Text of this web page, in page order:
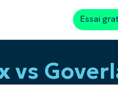
Essai
vs